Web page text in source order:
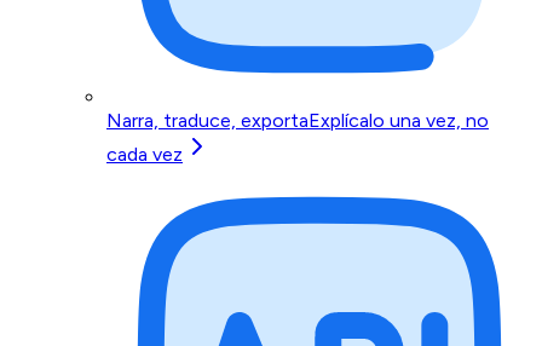
Narra, traduce, exportaExplícalo una vez, no
cada vez